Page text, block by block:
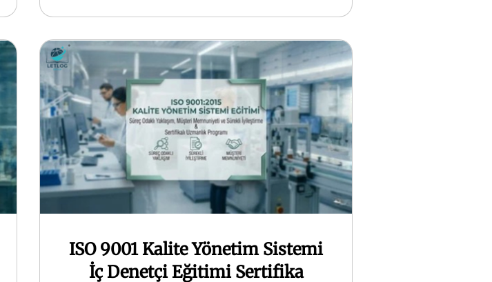
ISO 9001 Kalite Yönetim Sistemi
İç Denetçi Eğitimi Sertifika